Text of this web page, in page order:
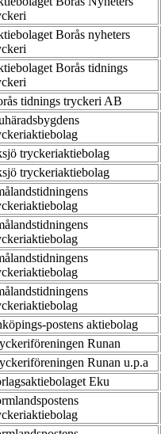
Borås nyheters
Borås tidnings
tidnings tryckeri AB
tryckeriaktiebolag
tryckeriaktiebolag
postens aktiebolag
Runan
Runan u.p.a
Eku